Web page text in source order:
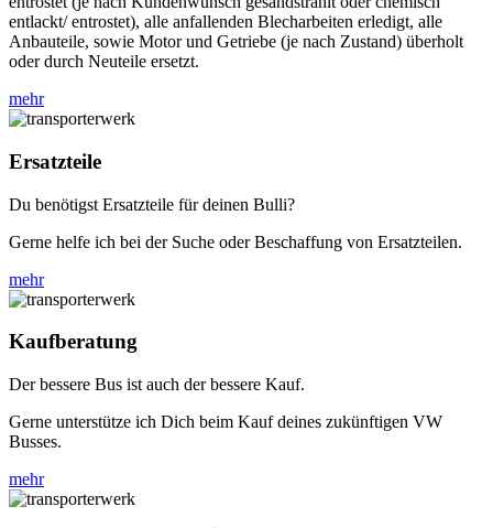
entlackt/ entrostet), alle anfallenden Blecharbeiten erledigt, alle
Anbauteile, sowie Motor und Getriebe (je nach Zustand) überholt
oder durch Neuteile ersetzt.
mehr
Ersatzteile
Du benötigst Ersatzteile für deinen Bulli?
Gerne helfe ich bei der Suche oder Beschaffung von Ersatzteilen.
mehr
Kaufberatung
Der bessere Bus ist auch der bessere Kauf.
Gerne unterstütze ich Dich beim Kauf deines zukünftigen VW
Busses.
mehr